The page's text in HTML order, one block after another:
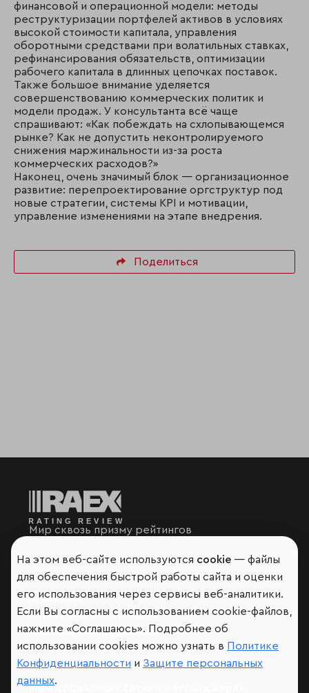
финансовой и операционной модели: методы
реструктуризации портфелей активов в условиях
высокой стоимости капитала, управления
оборотными средствами при волатильных ставках,
рефинансирования обязательств, оптимизации
рабочего капитала в длинных цепочках поставок.
Также большое внимание уделяется
совершенствованию коммерческих политик и
модели продаж. У консультанта всё чаще
спрашивают: «Как побеждать на схлопывающемся
рынке? Как не допустить неконтролируемого
снижения маржинальности из-за роста
коммерческих расходов?»
Наконец, очень значимый блок — организационное
развитие: перепроектирование оргструктур под
новые стратегии, системы KPI и мотивации,
управление изменениями на этапе внедрения.
Поделиться
Мир сквозь призму рейтингов
Аналитика
Контактная информация
Подписаться на рассылку
Обратная связь
Участники рэнкингов
Мы в социальных сетях и мессенджерах
На этом веб-сайте используются cookie — файлы
для обеспечения быстрой работы сайта и оценки
его использования через сервисы веб-аналитики.
Если Вы согласны с использованием cookie-файлов,
нажмите «Соглашаюсь». Подробнее об
использовании cookies можно узнать в Политике
Конфиденциальности и Защите персональных
данных.